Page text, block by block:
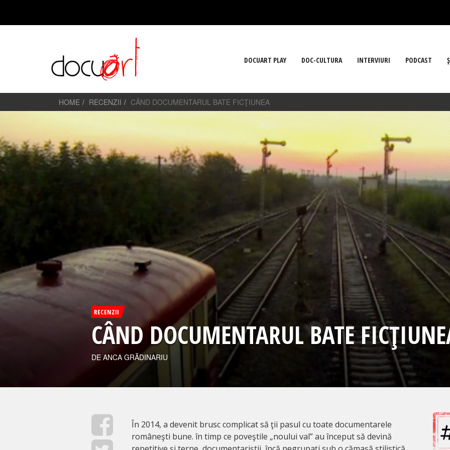
DOCUART PLAY DOC-CULTURA INTERVIURI PODCAST
HOME RECENZII CÂND DOCUMENTARUL BATE FICŢIUNEA
RECENZII
CÂND DOCUMENTARUL BATE
DE ANCA GRĂDINARIU
În 2014, a devenit brusc complicat să ţii pasul cu toate documentarele
româneşti bune. în timp ce poveştile „noului val” au început să devină